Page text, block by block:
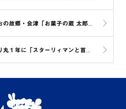
はせがわいさおの故郷・会津「お菓子の蔵 太郎庵」のパッケージになりました
首里城火災より丸１年に「スターリィマンと首里城再建への夢を叶えるエール展」